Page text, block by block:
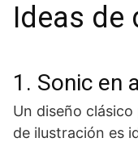
Ideas de
1. Sonic en
Un diseño
de ilustración es